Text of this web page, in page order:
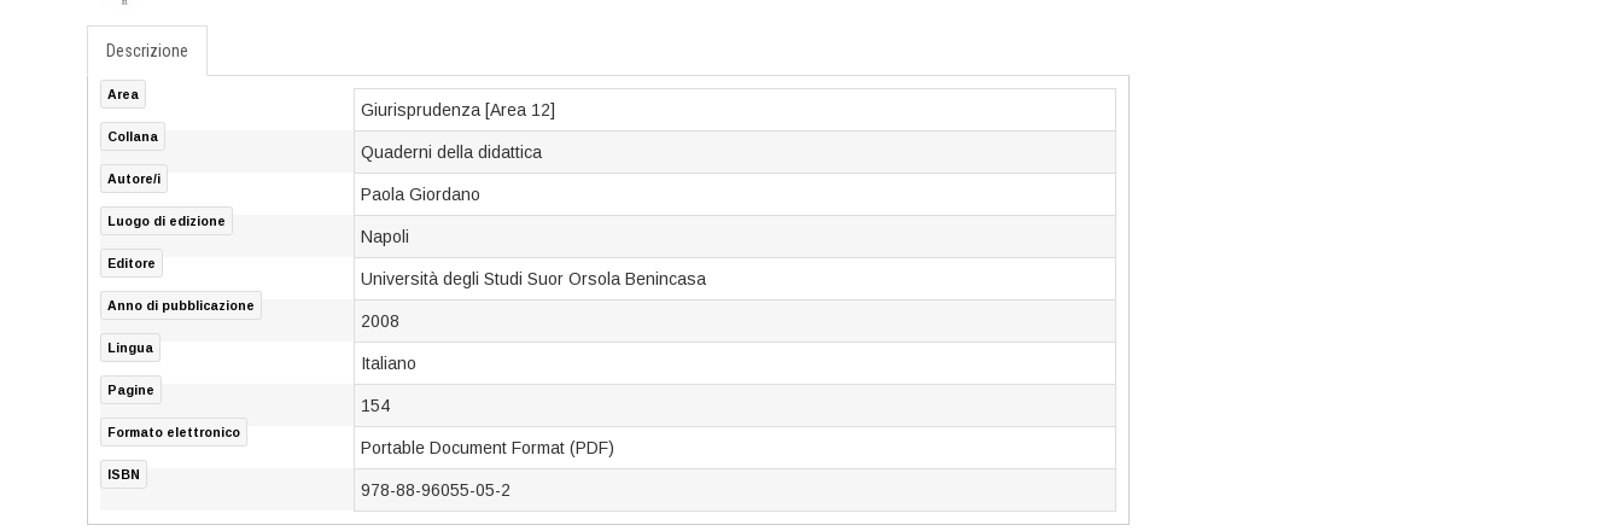
Descrizione
Area
Giurisprudenza [Area 12]
Collana
Quaderni della didattica
Autore/i
Paola Giordano
Luogo di edizione
Napoli
Editore
Università degli Studi Suor Orsola Benincasa
Anno di pubblicazione
2008
Lingua
Italiano
Pagine
154
Formato elettronico
Portable Document Format (PDF)
ISBN
978-88-96055-05-2